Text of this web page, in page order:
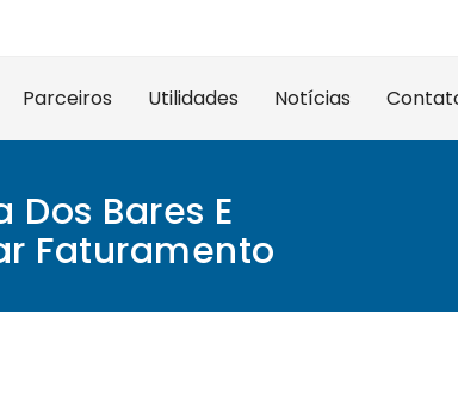
Parceiros Utilidades Notícias
Dos Bares E
Faturamento